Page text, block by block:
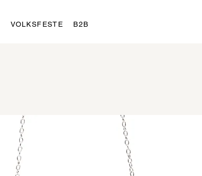
VOLKSFESTE B2B